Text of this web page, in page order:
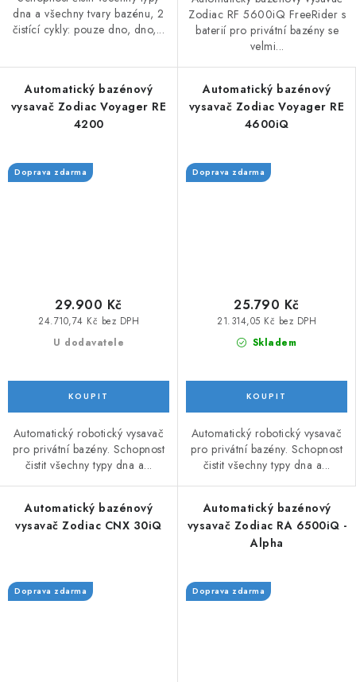
dna a všechny tvary bazénu, 2
čistící cykly: pouze dno, dno,...
Zodiac RF 5600iQ FreeRider s
baterií pro privátní bazény se
velmi...
Automatický bazénový
vysavač Zodiac Voyager RE
4200
Doprava zdarma
U dodavatele
24.710,74 Kč bez DPH
29.900 Kč
Automatický robotický vysavač
pro privátní bazény. Schopnost
čistit všechny typy dna a...
Automatický bazénový
vysavač Zodiac Voyager RE
4600iQ
Doprava zdarma
Skladem
21.314,05 Kč bez DPH
25.790 Kč
Automatický robotický vysavač
pro privátní bazény. Schopnost
čistit všechny typy dna a...
Automatický bazénový
vysavač Zodiac CNX 30iQ
Doprava zdarma
Automatický bazénový
vysavač Zodiac RA 6500iQ -
Alpha
Doprava zdarma